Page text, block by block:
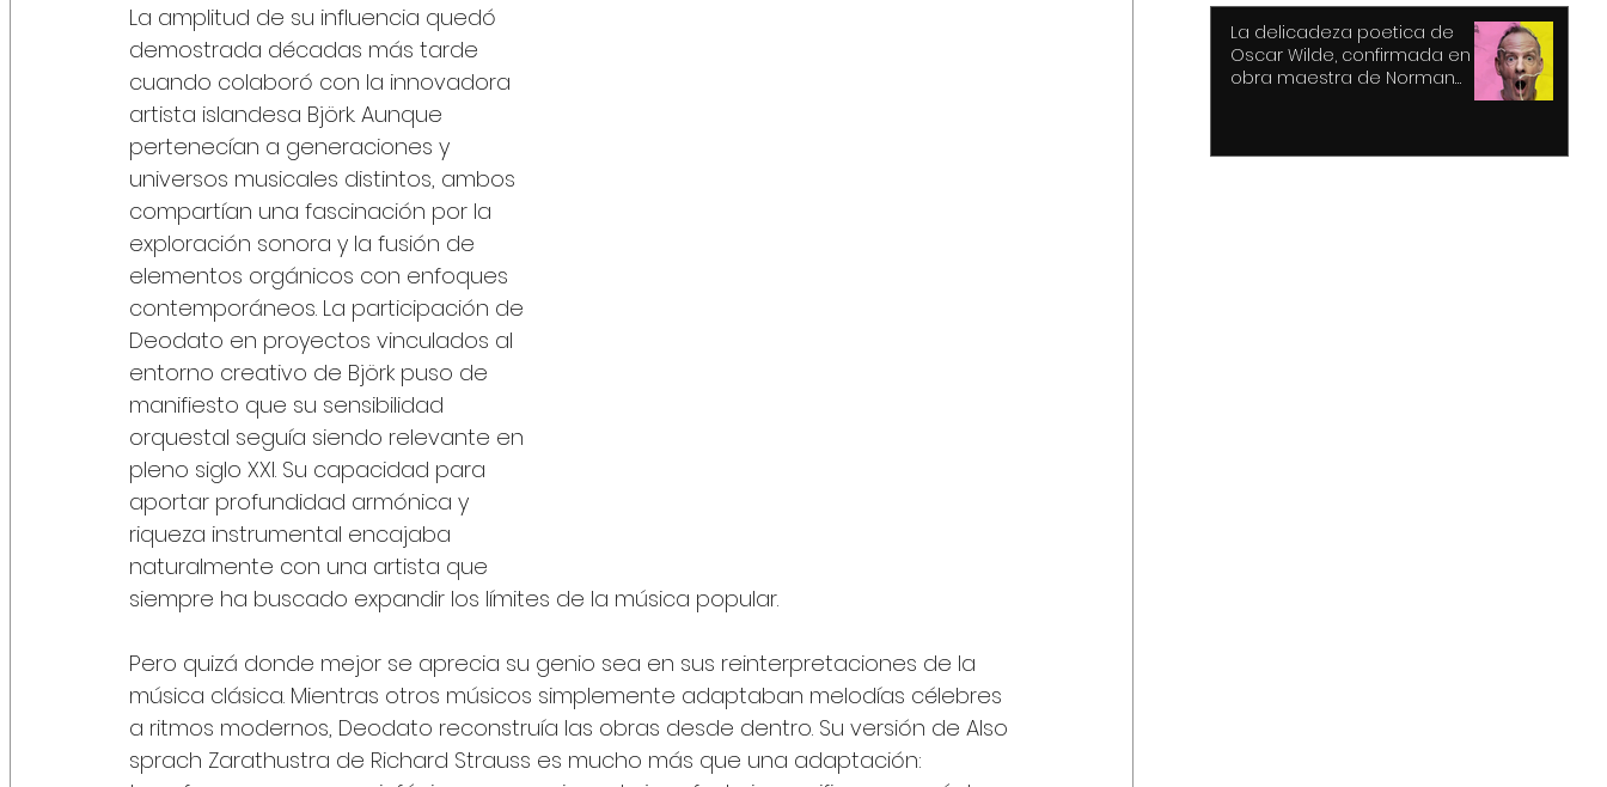
La amplitud de su influencia quedó
demostrada décadas más tarde
cuando colaboró con la innovadora
artista islandesa Björk. Aunque
pertenecían a generaciones y
universos musicales distintos, ambos
compartían una fascinación por la
exploración sonora y la fusión de
elementos orgánicos con enfoques
contemporáneos. La participación de
Deodato en proyectos vinculados al
entorno creativo de Björk puso de
manifiesto que su sensibilidad
orquestal seguía siendo relevante en
pleno siglo XXI. Su capacidad para
aportar profundidad armónica y
riqueza instrumental encajaba
naturalmente con una artista que
siempre ha buscado expandir los límites de la música popular.
Pero quizá donde mejor se aprecia su genio sea en sus reinterpretaciones de la
música clásica. Mientras otros músicos simplemente adaptaban melodías célebres
a ritmos modernos, Deodato reconstruía las obras desde dentro. Su versión de Also
sprach Zarathustra de Richard Strauss es mucho más que una adaptación:
La delicadeza poetica de
Oscar Wilde, confirmada en la
obra maestra de Norman